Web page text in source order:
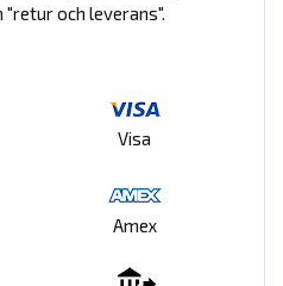
och leverans".
Visa
Amex